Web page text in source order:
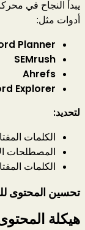
يبدأ النجاح في
أدوات مثل:
Planner
SEMrush
Ahrefs
Explorer
لتحديد:
الكلمات
المصطلحات
الكلمات
تحسين المحتوى
هيكلة